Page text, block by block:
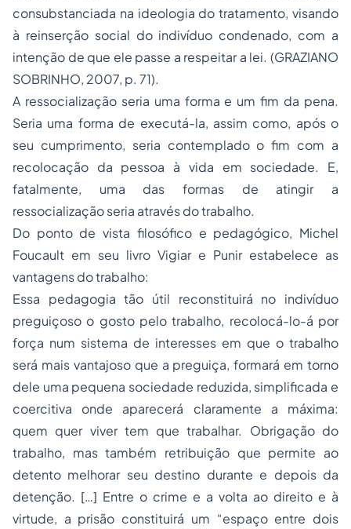
consubstanciada na ideologia do tratamento, visando
à reinserção social do indivíduo condenado, com a
intenção de que ele passe a respeitar a lei. (GRAZIANO
SOBRINHO, 2007, p. 71).
A ressocialização seria uma forma e um fim da pena.
Seria uma forma de executá-la, assim como, após o
seu cumprimento, seria contemplado o fim com a
recolocação da pessoa à vida em sociedade. E,
fatalmente, uma das formas de atingir a
ressocialização seria através do trabalho.
Do ponto de vista filosófico e pedagógico, Michel
Foucault em seu livro Vigiar e Punir estabelece as
vantagens do trabalho:
Essa pedagogia tão útil reconstituirá no indivíduo
preguiçoso o gosto pelo trabalho, recolocá-lo-á por
força num sistema de interesses em que o trabalho
será mais vantajoso que a preguiça, formará em torno
dele uma pequena sociedade reduzida, simplificada e
coercitiva onde aparecerá claramente a máxima:
quem quer viver tem que trabalhar. Obrigação do
trabalho, mas também retribuição que permite ao
detento melhorar seu destino durante e depois da
detenção. […] Entre o crime e a volta ao direito e à
virtude, a prisão constituirá um “espaço entre dois